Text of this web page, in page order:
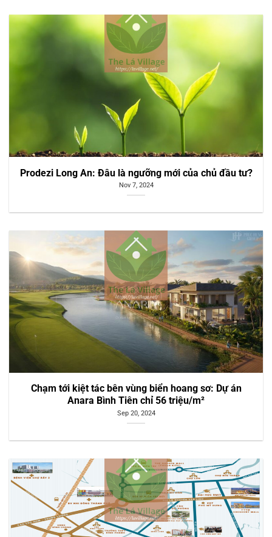
Prodezi Long An: Đâu là ngưỡng mới của chủ đầu tư?
Nov 7, 2024
Chạm tới kiệt tác bên vùng biển hoang sơ: Dự án
Anara Bình Tiên chỉ 56 triệu/m²
Sep 20, 2024